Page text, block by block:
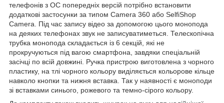
телефонів з ОС попередніх версій потрібно встановити
додаткові застосунки за типом Camera 360 або SelfiShop
Camera. Під час запису відео за допомогою цього монопода
на деяких телефонах звук не записуватиметься. Телескопічна
трубка монопода складається із 6 секцій, які не
прокручуються під вагою смартфона, завдяки спеціальній
засічці по всій довжині. Ручка пристрою виготовлена з чорного
пластику, на тлі чорного кольору виділяється кольорове кільце
навколо кнопки та нижня вставка. Так у наявності є моноподи
зі вставками синього, рожевого та темно-сірого кольору.